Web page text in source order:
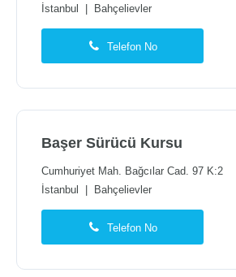
İstanbul
Bahçelievler
Telefon No
Başer Sürücü Kursu
Cumhuriyet Mah. Bağcılar Cad. 97 K:2
İstanbul
Bahçelievler
Telefon No